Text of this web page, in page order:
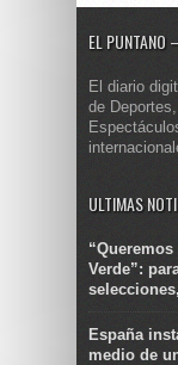
EL PUNTANO
El diario
de
ULTIMAS
Verde”:
España
medio de